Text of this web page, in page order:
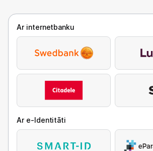
Ar internetbanku
Ar e-Identitāti